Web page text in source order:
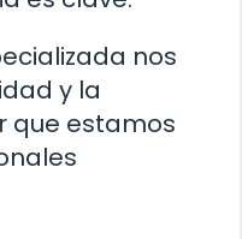
nos
y la
que estamos